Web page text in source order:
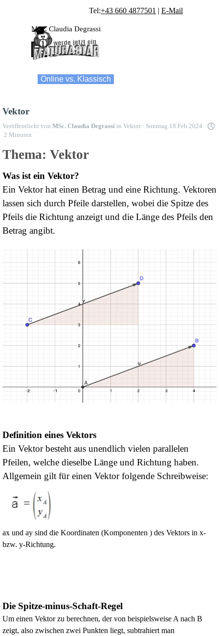
Anfragen...
Online vs. Klassisch
MSc. Claudia Degrassi
Tel:+43 660 4877501 | E-Mail
Menü überspringen
Vektor
Veröffentlicht von MSc. Claudia Degrassi in Vektor · Sonntag 18 Feb 2024 ·
2 Minuten
Thema: Vektor
Was ist ein Vektor?
Ein Vektor hat einen Betrag und eine Richtung. Vektoren
lassen sich durch Pfeile darstellen, wobei die Spitze des
Pfeils die Richtung anzeigt und die Länge des Pfeils den
Betrag angibt.
Definition eines Vektors
Ein Vektor besteht aus unendlich vielen parallelen
Pfeilen, welche dieselbe Länge und Richtung haben.
Allgemein gilt für einen Vektor folgende Schreibweise:
ax und ay sind die Koordinaten (Komponenten ) des Vektors in x-
bzw. y-Richtung.
Die Spitze-minus-Schaft-Regel
Um einen Vektor zu berechnen, der von beispielsweise A nach B
zeigt, also zwischen zwei Punkten liegt, subtrahiert man